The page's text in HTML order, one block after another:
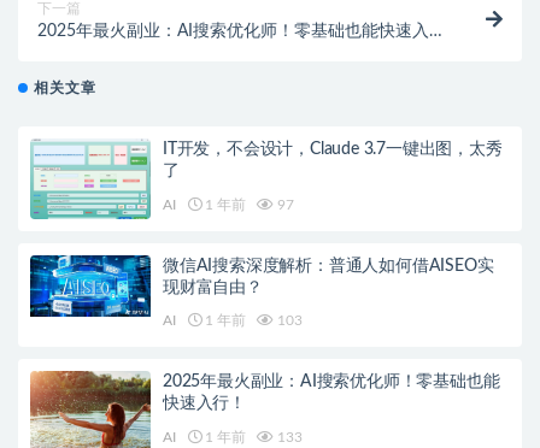
下一篇
2025年最火副业：AI搜索优化师！零基础也能快速入
相关文章
IT开发，不会设计，Claude 3.7一键出图，太秀
了
AI 1 年前 97
微信AI搜索深度解析：普通人如何借AISEO实
现财富自由？
AI 1 年前 103
2025年最火副业：AI搜索优化师！零基础也能
快速入行！
AI 1 年前 133